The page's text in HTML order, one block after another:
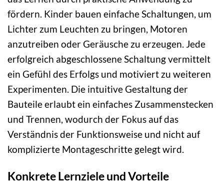
fördern. Kinder bauen einfache Schaltungen, um
Lichter zum Leuchten zu bringen, Motoren
anzutreiben oder Geräusche zu erzeugen. Jede
erfolgreich abgeschlossene Schaltung vermittelt
ein Gefühl des Erfolgs und motiviert zu weiteren
Experimenten. Die intuitive Gestaltung der
Bauteile erlaubt ein einfaches Zusammenstecken
und Trennen, wodurch der Fokus auf das
Verständnis der Funktionsweise und nicht auf
komplizierte Montageschritte gelegt wird.
Konkrete Lernziele und Vorteile